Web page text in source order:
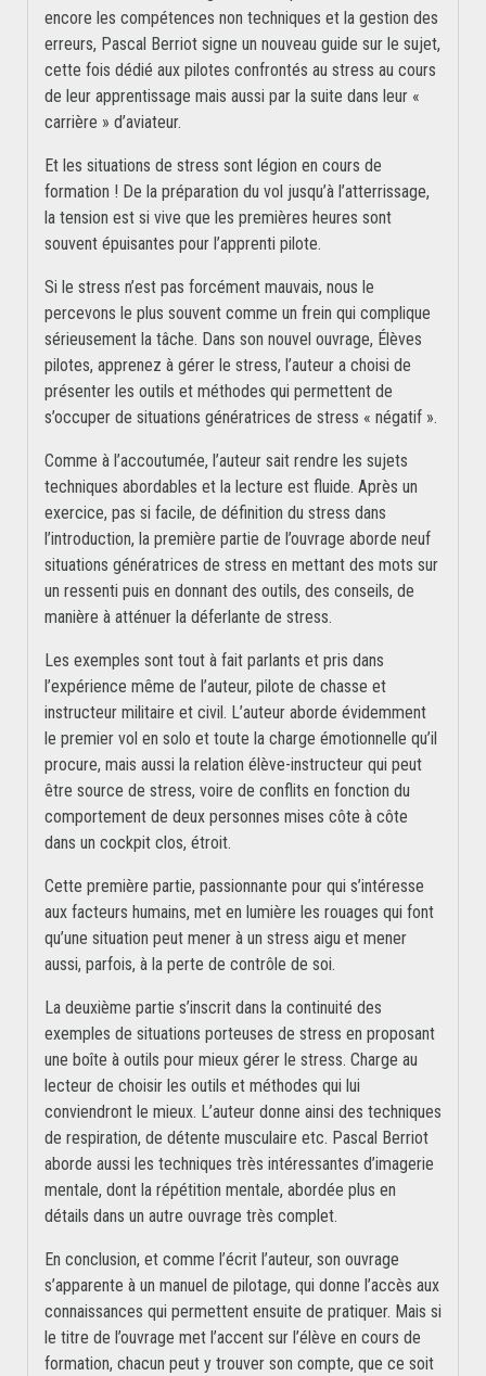
encore les compétences non techniques et la gestion des
erreurs, Pascal Berriot signe un nouveau guide sur le sujet,
cette fois dédié aux pilotes confrontés au stress au cours
de leur apprentissage mais aussi par la suite dans leur «
carrière » d’aviateur.
Et les situations de stress sont légion en cours de
formation ! De la préparation du vol jusqu’à l’atterrissage,
la tension est si vive que les premières heures sont
souvent épuisantes pour l’apprenti pilote.
Si le stress n’est pas forcément mauvais, nous le
percevons le plus souvent comme un frein qui complique
sérieusement la tâche. Dans son nouvel ouvrage, Élèves
pilotes, apprenez à gérer le stress, l’auteur a choisi de
présenter les outils et méthodes qui permettent de
s’occuper de situations génératrices de stress « négatif ».
Comme à l’accoutumée, l’auteur sait rendre les sujets
techniques abordables et la lecture est fluide. Après un
exercice, pas si facile, de définition du stress dans
l’introduction, la première partie de l’ouvrage aborde neuf
situations génératrices de stress en mettant des mots sur
un ressenti puis en donnant des outils, des conseils, de
manière à atténuer la déferlante de stress.
Les exemples sont tout à fait parlants et pris dans
l’expérience même de l’auteur, pilote de chasse et
instructeur militaire et civil. L’auteur aborde évidemment
le premier vol en solo et toute la charge émotionnelle qu’il
procure, mais aussi la relation élève-instructeur qui peut
être source de stress, voire de conflits en fonction du
comportement de deux personnes mises côte à côte
dans un cockpit clos, étroit.
Cette première partie, passionnante pour qui s’intéresse
aux facteurs humains, met en lumière les rouages qui font
qu’une situation peut mener à un stress aigu et mener
aussi, parfois, à la perte de contrôle de soi.
La deuxième partie s’inscrit dans la continuité des
exemples de situations porteuses de stress en proposant
une boîte à outils pour mieux gérer le stress. Charge au
lecteur de choisir les outils et méthodes qui lui
conviendront le mieux. L’auteur donne ainsi des techniques
de respiration, de détente musculaire etc. Pascal Berriot
aborde aussi les techniques très intéressantes d’imagerie
mentale, dont la répétition mentale, abordée plus en
détails dans un autre ouvrage très complet.
En conclusion, et comme l’écrit l’auteur, son ouvrage
s’apparente à un manuel de pilotage, qui donne l’accès aux
connaissances qui permettent ensuite de pratiquer. Mais si
le titre de l’ouvrage met l’accent sur l’élève en cours de
formation, chacun peut y trouver son compte, que ce soit